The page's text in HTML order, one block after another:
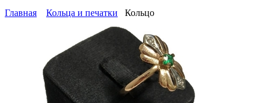
Главная Кольца и печатки Кольцо